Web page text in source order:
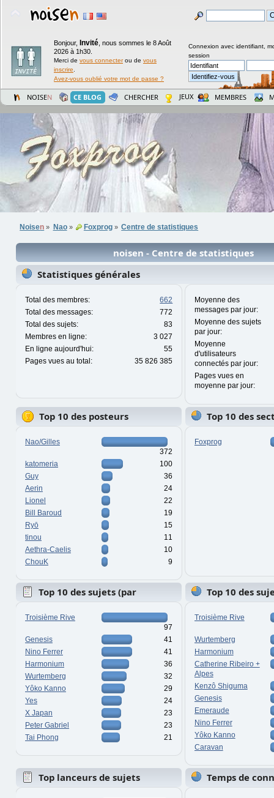
Bonjour, Invité nous sommes le 8 Août
2026 à 1h30.
Merci de vous connecterou de vous
inscrire
Avez-vous oublié votre mot de passe ?
Connexion avec identifiant,
session
NOISEN CE BLOG CHERCHER JEUX MEMBRES
Noisen » Nao» Foxprog» Centre de statistiques
noisen - Centre de statistiques
Statistiques générales
Total des membres:
662
Total des messages:
772
Total des sujets:
83
Membres en ligne:
3 027
En ligne aujourd'hui:
55
Pages vues au total:
35 826 385
Moyenne des
messages par jour:
Moyenne des sujets
par jour:
Moyenne
d'utilisateurs
connectés par jour:
Pages vues en
moyenne par jour:
Top 10 des posteurs
Nao/Gilles
372
katomeria
100
Guy
36
Aerin
24
Lionel
22
Bill Baroud
19
Ryō
15
tinou
11
Aethra-Caelis
10
ChouK
9
Top 10 des
Foxprog
Top 10 des sujets (par
réponses)
Troisième Rive
97
Genesis
41
Nino Ferrer
41
Harmonium
36
Wurtemberg
32
Yôko Kanno
29
Yes
24
X Japan
23
Peter Gabriel
23
Tai Phong
21
Top 10 des
vues)
Troisième Rive
Wurtemberg
Harmonium
Catherine Ribeiro +
Alpes
Kenzô Shiguma
Genesis
Emeraude
Nino Ferrer
Yôko Kanno
Caravan
Top lanceurs de sujets Temps de